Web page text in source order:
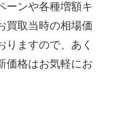
ーンや各種増額キ
買取当時の相場価
りますので、あく
価格はお気軽にお